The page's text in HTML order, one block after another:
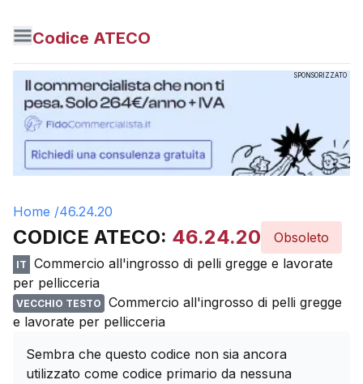
Codice ATECO
SPONSORIZZATO
Home /46.24.20
CODICE ATECO: 46.24.20 Obsoleto
IT
Commercio all'ingrosso di pelli gregge e lavorate
per pellicceria
VECCHIO TESTO
Commercio all'ingrosso di pelli gregge
e lavorate per pellicceria
Sembra che questo codice non sia ancora
utilizzato come codice primario da nessuna